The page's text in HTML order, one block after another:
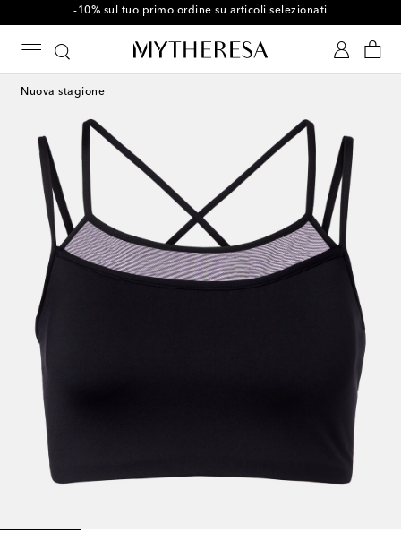
-10% sul tuo primo ordine su articoli selezionati
Nuova stagione